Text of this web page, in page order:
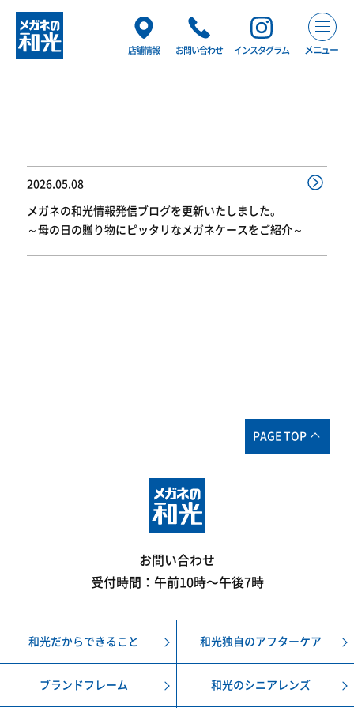
店舗情報 お問い合わせ インスタグラム メニュー
2026.05.08
メガネの和光情報発信ブログを更新いたしました。
～母の日の贈り物にピッタリなメガネケースをご紹介～
PAGE TOP
お問い合わせ
受付時間：午前10時〜午後7時
和光だからできること 和光独自のアフターケア
ブランドフレーム 和光のシニアレンズ